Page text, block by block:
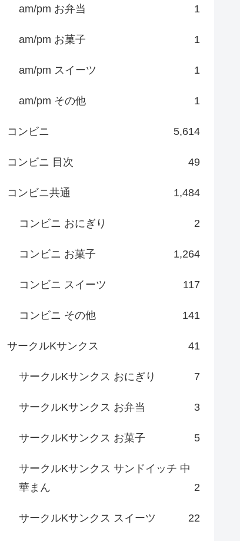
am/pm お弁当 1
am/pm お菓子 1
am/pm スイーツ 1
am/pm その他 1
コンビニ 5,614
コンビニ 目次 49
コンビニ共通 1,484
コンビニ おにぎり 2
コンビニ お菓子 1,264
コンビニ スイーツ 117
コンビニ その他 141
サークルKサンクス 41
サークルKサンクス おにぎり 7
サークルKサンクス お弁当 3
サークルKサンクス お菓子 5
サークルKサンクス サンドイッチ 中
華まん
2
サークルKサンクス スイーツ 22